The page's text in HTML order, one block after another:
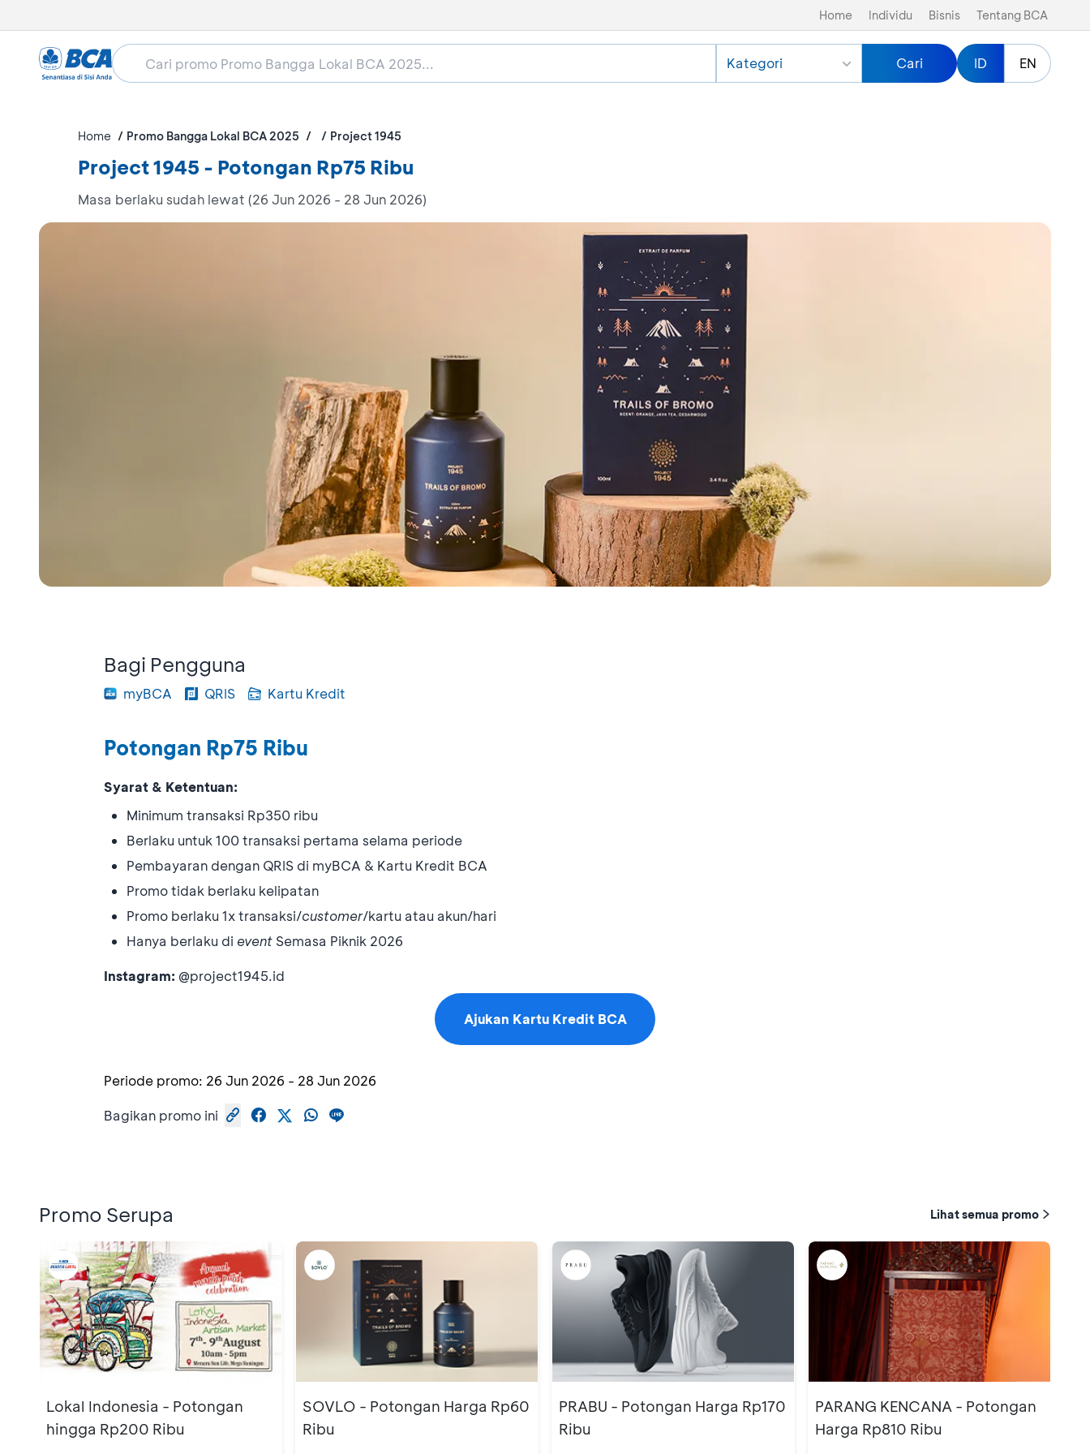
Home Individu Bisnis Tentang BCA
Kategori Cari ID EN
Home Promo Bangga Lokal BCA 2025 Project 1945
Project 1945 - Potongan Rp75 Ribu
Masa berlaku sudah lewat (26 Jun 2026 - 28 Jun 2026)
Bagi Pengguna
myBCA QRIS Kartu Kredit
Potongan Rp75 Ribu
Syarat & Ketentuan:
Minimum transaksi Rp350 ribu
Berlaku untuk 100 transaksi pertama selama periode
Pembayaran dengan QRIS di myBCA & Kartu Kredit BCA
Promo tidak berlaku kelipatan
Promo berlaku 1x transaksi/customer/kartu atau akun/hari
Hanya berlaku di event Semasa Piknik 2026
Instagram: @project1945.id
Ajukan Kartu Kredit BCA
Periode promo: 26 Jun 2026 - 28 Jun 2026
Bagikan promo ini
Promo Serupa Lihat semua promo
Lokal Indonesia - Potongan
hingga Rp200 Ribu
SOVLO - Potongan Harga Rp60
Ribu
PRABU - Potongan Harga Rp170
Ribu
PARANG KENCANA - Potongan
Harga Rp810 Ribu